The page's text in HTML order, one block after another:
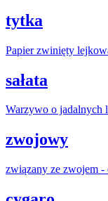
tytka
Papierzwinięty
sałata
Warzywo o jadalnych
zwojowy
związany ze zwojem -